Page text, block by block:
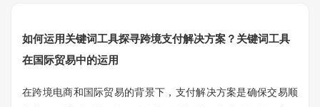
如何运用关键词工具探寻跨境支付解决方案？关键词工具
在国际贸易中的运用
在跨境电商和国际贸易的背景下，支付解决方案是确保交易顺